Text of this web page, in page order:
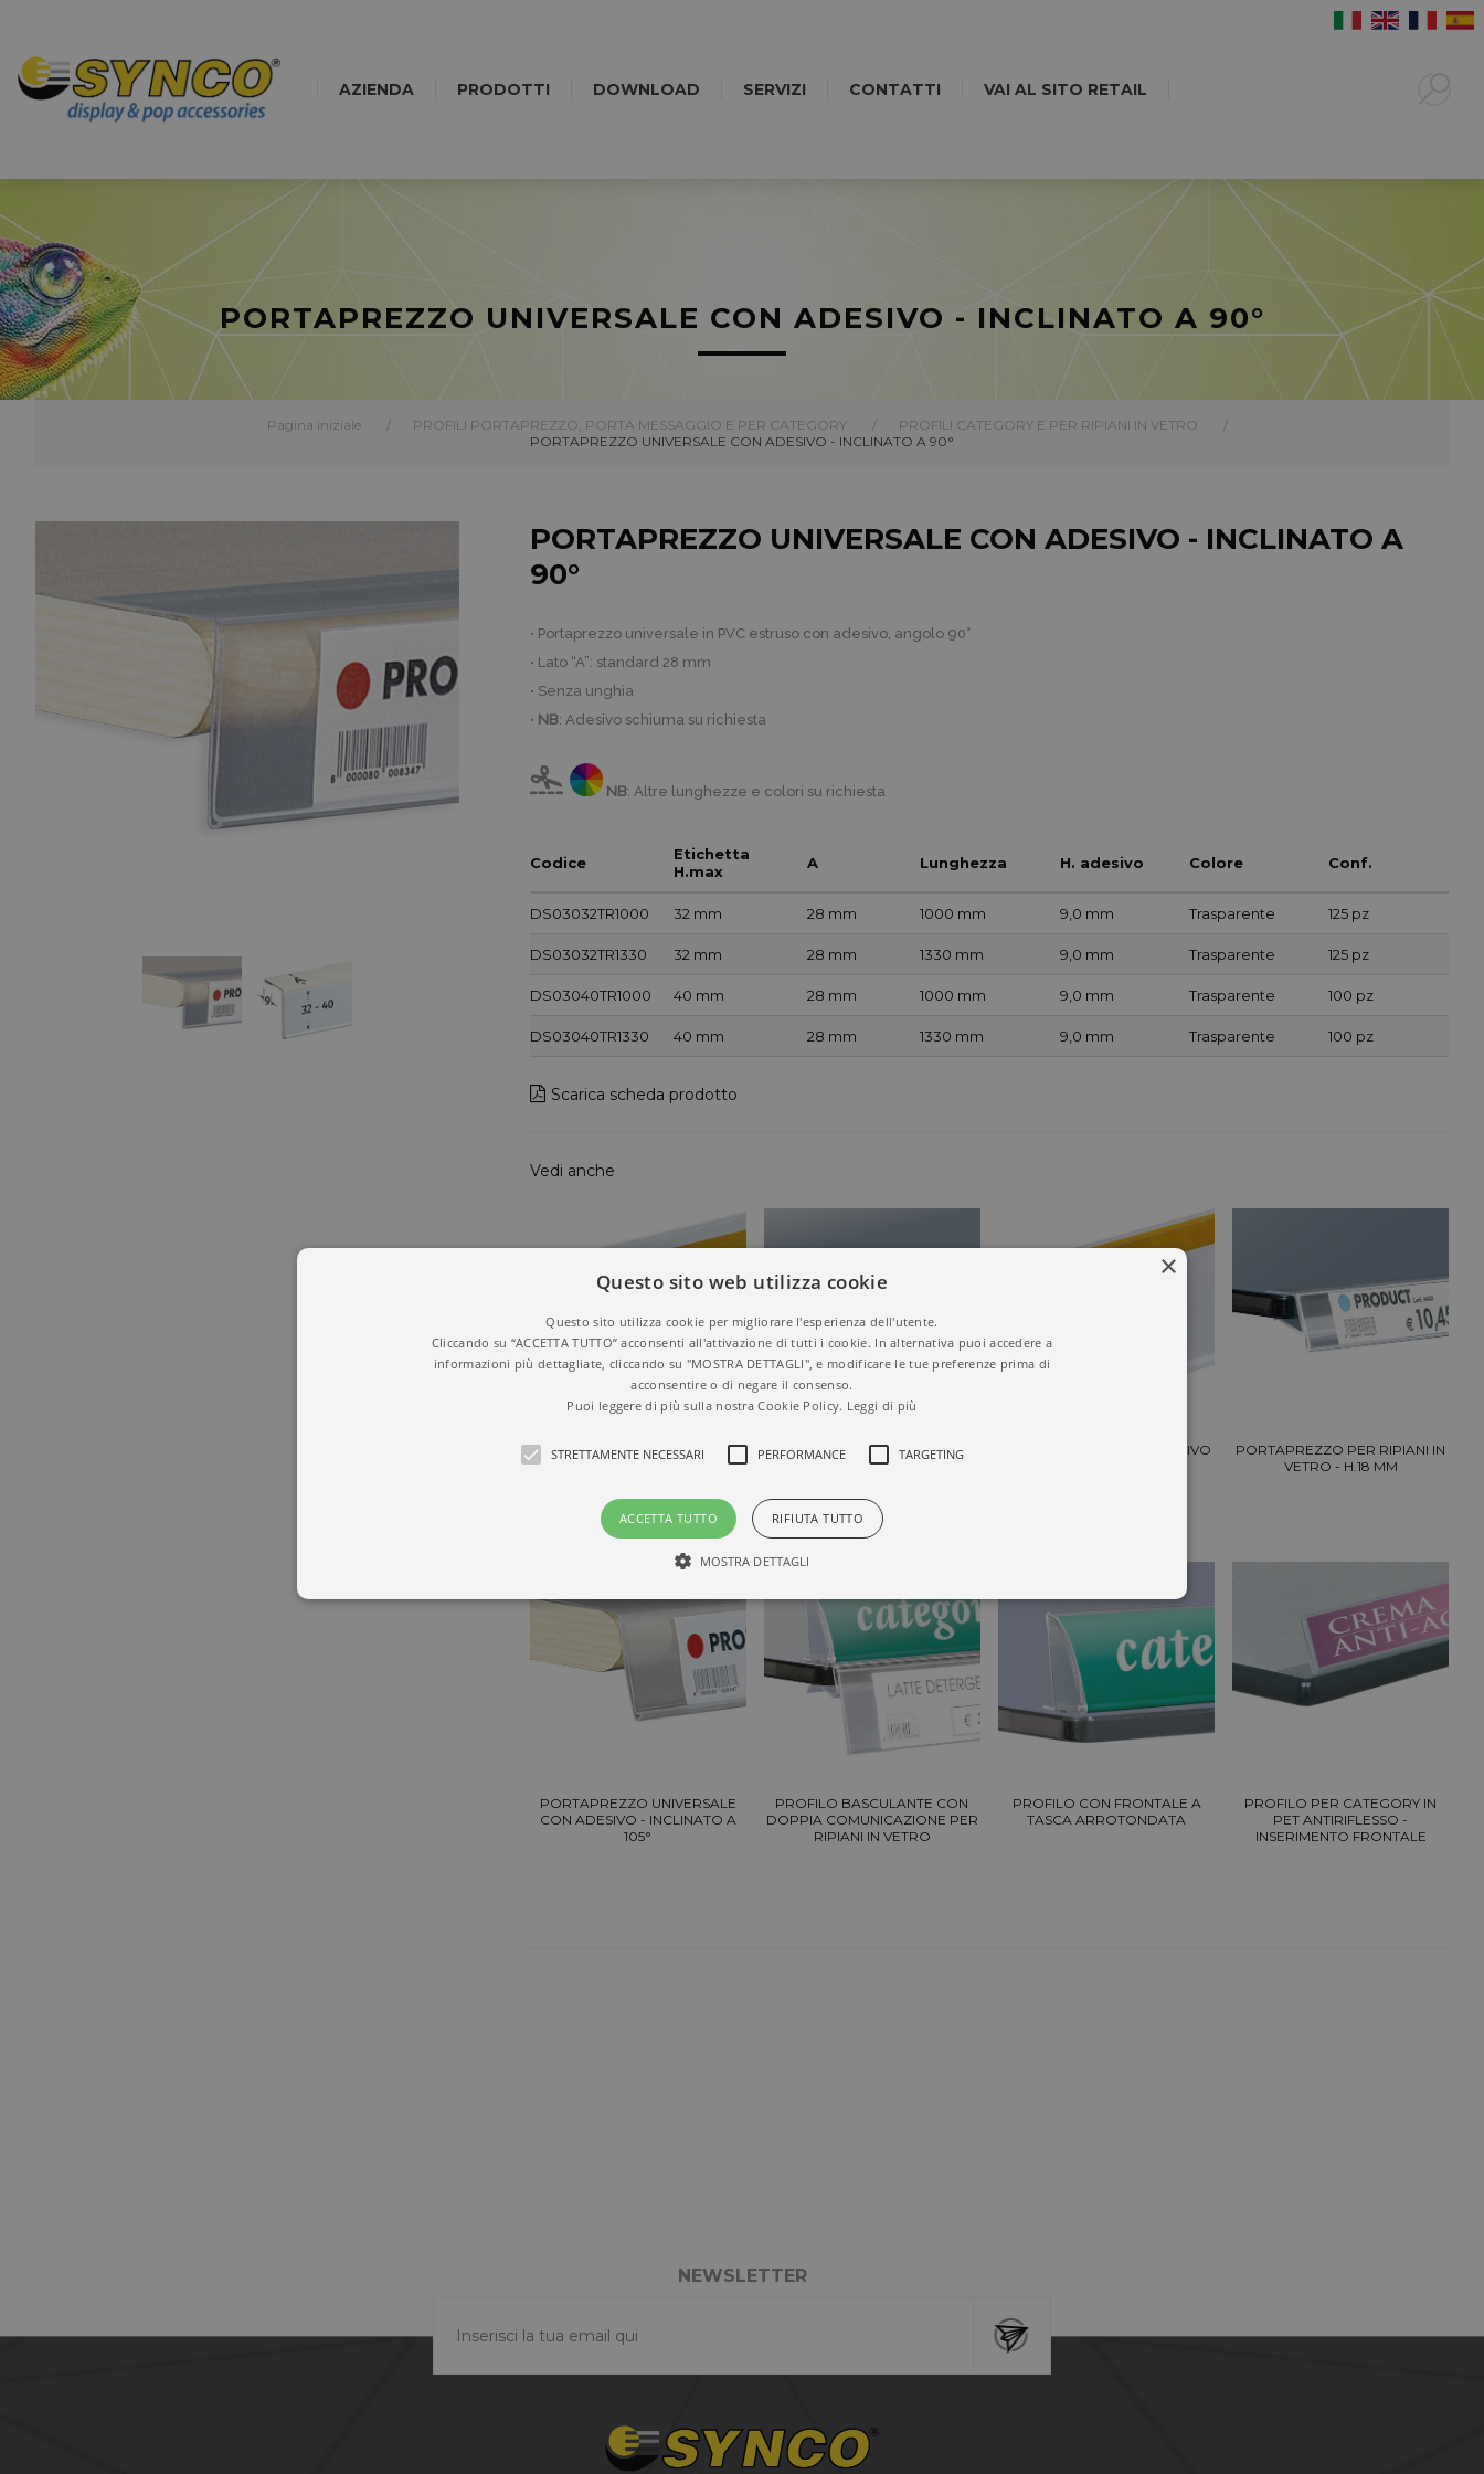
AZIENDA PRODOTTI DOWNLOAD SERVIZI CONTATTI VAI AL SITO RETAIL
Pagina iniziale / PROFILI PORTAPREZZO, PORTA MESSAGGIO E PER CATEGORY / PROFILI CATEGORY E PER RIPIANI IN VETRO
/
PORTAPREZZO UNIVERSALE CON ADESIVO - INCLINATO A 90°
PORTAPREZZO UNIVERSALE CON ADESIVO - INCLINATO A 90°
PORTAPREZZO UNIVERSALE CON ADESIVO - INCLINATO A
90°
• Portaprezzo universale in PVC estruso con adesivo, angolo 90°
• Lato “A”: standard 28 mm
• Senza unghia
• NB: Adesivo schiuma su richiesta
NB: Altre lunghezze e colori su richiesta
Codice
Etichetta
H.max
A Lunghezza H. adesivo Colore Conf.
DS03032TR1000 32 mm 28 mm 1000 mm 9,0 mm Trasparente 125 pz
DS03032TR1330 32 mm 28 mm 1330 mm 9,0 mm Trasparente 125 pz
DS03040TR1000 40 mm 28 mm 1000 mm 9,0 mm Trasparente 100 pz
DS03040TR1330 40 mm 28 mm 1330 mm 9,0 mm Trasparente 100 pz
Scarica scheda prodotto
Vedi anche
PORTAPREZZO “SLIM” CON
PORTAPREZZO BASCULANTE
PER RIPIANI IN VETRO
PORTAPREZZO CON ADESIVO
PORTAPREZZO PER RIPIANI IN
VETRO - H.18 MM
PORTAPREZZO UNIVERSALE
CON ADESIVO - INCLINATO A
105°
PROFILO BASCULANTE CON
DOPPIA COMUNICAZIONE PER
RIPIANI IN VETRO
PROFILO CON FRONTALE A
TASCA ARROTONDATA
PROFILO PER CATEGORY IN
PET ANTIRIFLESSO -
INSERIMENTO FRONTALE
NEWSLETTER
×
Questo sito web utilizza cookie
Questo sito utilizza cookie per migliorare l'esperienza dell'utente.
Cliccando su “ACCETTA TUTTO” acconsenti all'attivazione di tutti i cookie. In alternativa puoi accedere a
informazioni più dettagliate, cliccando su "MOSTRA DETTAGLI", e modificare le tue preferenze prima di
acconsentire o di negare il consenso.
Puoi leggere di più sulla nostra Cookie Policy. Leggi di più
STRETTAMENTE NECESSARI PERFORMANCE TARGETING
ACCETTA TUTTO RIFIUTA TUTTO
MOSTRA DETTAGLI